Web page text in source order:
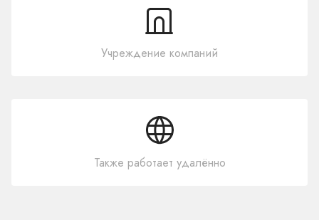
Учреждение компаний
Также работает удалённо